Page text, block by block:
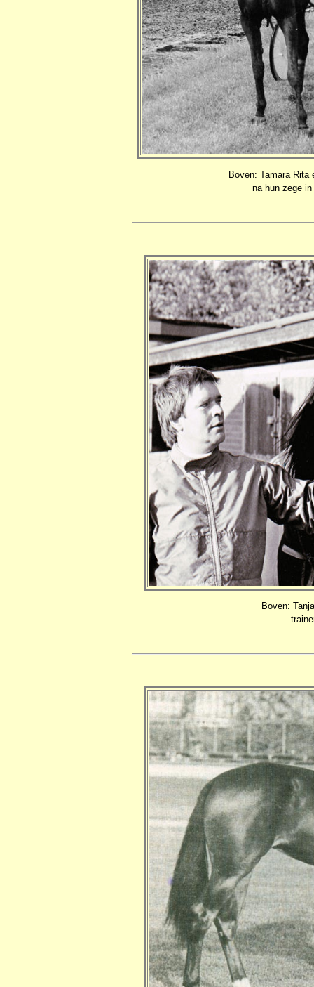
Boven: Tamara Rita
na hun zege
Boven: